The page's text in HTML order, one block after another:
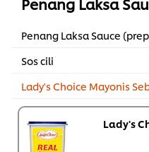
Penang Laksa Sauce
Sos cili
Lady's Choice Mayonis
Lady's